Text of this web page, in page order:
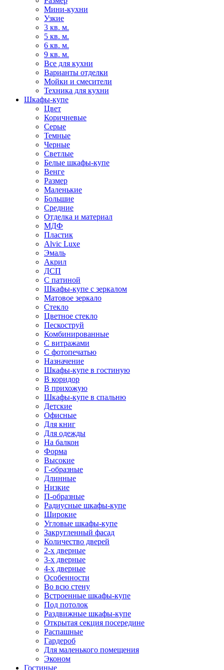
Мини-кухни
Узкие
3 кв. м.
5 кв. м.
6 кв. м.
9 кв. м.
Все для кухни
Варианты отделки
Мойки и смесители
Техника для кухни
Шкафы-купе
Цвет
Коричневые
Серые
Темные
Черные
Светлые
Белые шкафы-купе
Венге
Размер
Маленькие
Большие
Средние
Отделка и материал
МДФ
Пластик
Alvic Luxe
Эмаль
Акрил
ДСП
С патиной
Шкафы-купе с зеркалом
Матовое зеркало
Стекло
Цветное стекло
Пескоструй
Комбинированные
С витражами
С фотопечатью
Назначение
Шкафы-купе в гостиную
В коридор
В прихожую
Шкафы-купе в спальню
Детские
Офисные
Для книг
Для одежды
На балкон
Форма
Высокие
Г-образные
Длинные
Низкие
П-образные
Радиусные шкафы-купе
Широкие
Угловые шкафы-купе
Закругленный фасад
Количество дверей
2-х дверные
3-х дверные
4-х дверные
Особенности
Во всю стену
Встроенные шкафы-купе
Под потолок
Раздвижные шкафы-купе
Открытая секция посередине
Распашные
Гардероб
Для маленького помещения
Эконом
Гостиные